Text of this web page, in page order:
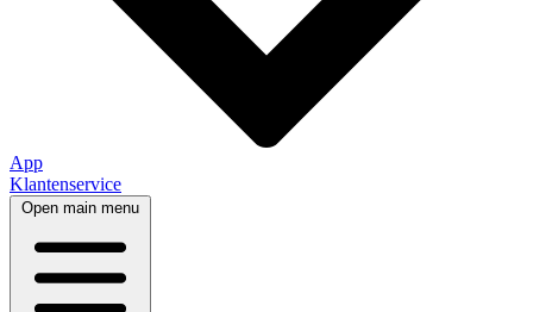
App
Klantenservice
Open main menu